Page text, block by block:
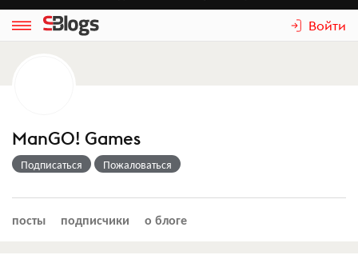
Войти
ManGO! Games
Подписаться Пожаловаться
посты подписчики о блоге